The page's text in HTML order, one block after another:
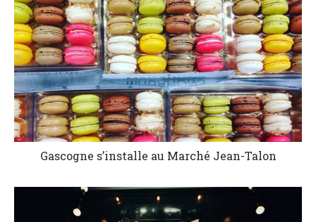
Gascogne s’installe au Marché Jean-Talon